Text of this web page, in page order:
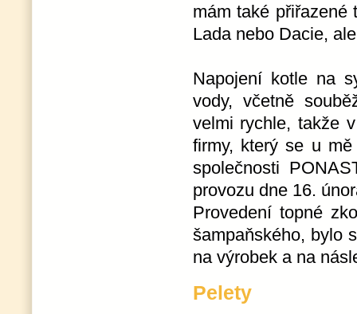
mám také přiřazené
Lada nebo Dacie,
Napojení kotle na
vody, včetně
velmi rychle, takže
firmy, který se u
společnosti
provozu dne 16.
Provedení topné
šampaňského, bylo
na výrobek a na
Pelety